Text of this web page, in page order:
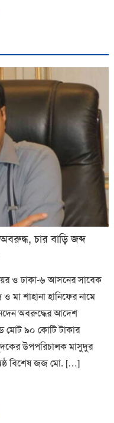
চার বাড়ি জব্দ
ও ঢাকা-৬ আসনের সাবেক
মা শাহানা হানিফের নামে
অবরুদ্ধের আদেশ
মোট ৯০ কোটি টাকার
উপপরিচালক মাসুদুর
বিশেষ জজ মো. […]